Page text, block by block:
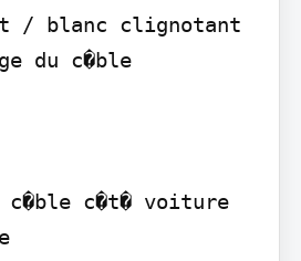
/ blanc clignotant
du c�ble
c�ble c�t� voiture